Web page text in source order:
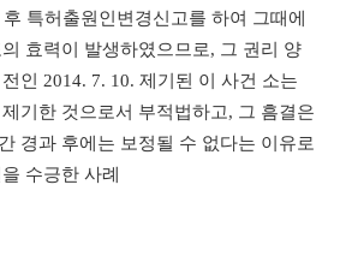
특허출원인변경신고를 하여 그때에
효력이 발생하였으므로, 그 권리 양
인 2014. 7. 10. 제기된 이 사건 소는
기한 것으로서 부적법하고, 그 흠결은
경과 후에는 보정될 수 없다는 이유로
수긍한 사례